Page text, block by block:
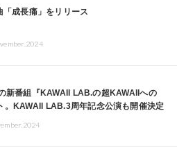
「成長痛」をリリース
新番組『KAWAII LAB.の超KAWAIIへの
。KAWAII LAB.3周年記念公演も開催決定